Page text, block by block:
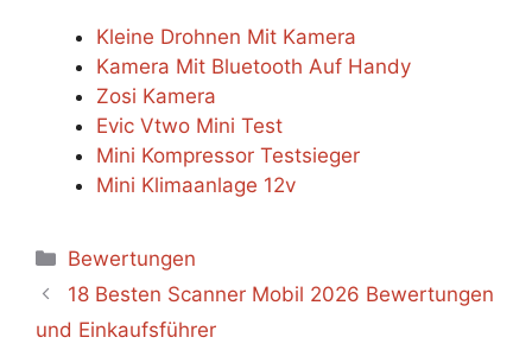
Kleine Drohnen Mit Kamera
Kamera Mit Bluetooth Auf Handy
Zosi Kamera
Evic Vtwo Mini Test
Mini Kompressor Testsieger
Mini Klimaanlage 12v
Categories
Bewertungen
18 Besten Scanner Mobil 2026 Bewertungen
und Einkaufsführer